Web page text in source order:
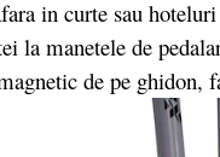
in curte sau
la manetele de
de pe ghidon,